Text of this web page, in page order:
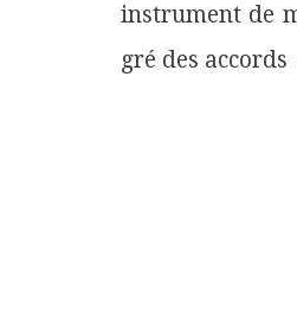
instrument de
gré des